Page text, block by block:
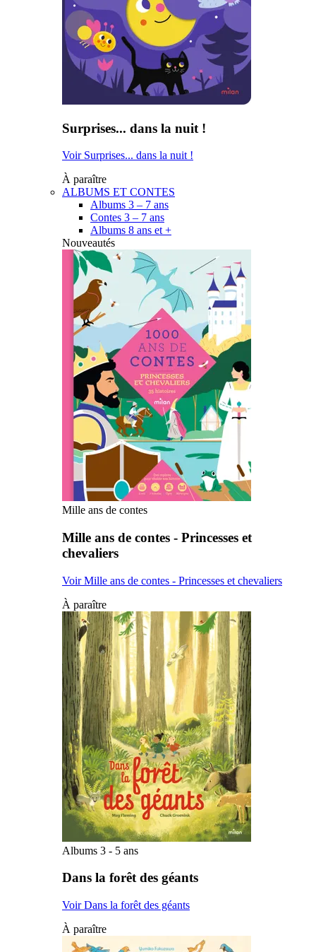
Surprises... dans la nuit !
Voir Surprises... dans la nuit !
À paraître
ALBUMS ET CONTES
Albums 3 – 7 ans
Contes 3 – 7 ans
Albums 8 ans et +
Nouveautés
Mille ans de contes
Mille ans de contes - Princesses et
chevaliers
Voir Mille ans de contes - Princesses et chevaliers
À paraître
Albums 3 - 5 ans
Dans la forêt des géants
Voir Dans la forêt des géants
À paraître